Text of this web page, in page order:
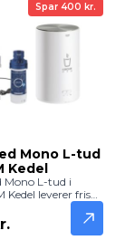
Spar 400 kr.
Mono L-tud
Kedel
Mono L-tud i
Kedel leverer frisk,
vand
Praktisk og
til køkkenet.